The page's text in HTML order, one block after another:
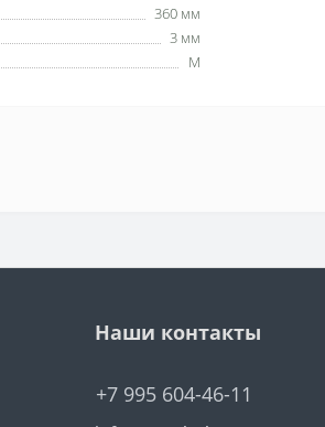
360 мм
3 мм
M
Наши контакты
+7 995 604-46-11